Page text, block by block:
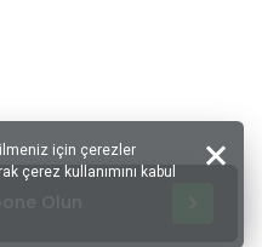
için çerezler
çerez kullanımını kabul